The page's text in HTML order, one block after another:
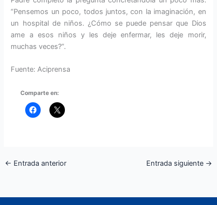
“Pensemos un poco, todos juntos, con la imaginación, en
un hospital de niños. ¿Cómo se puede pensar que Dios
ame a esos niños y les deje enfermar, les deje morir,
muchas veces?”.
Fuente: Aciprensa
Comparte en:
← Entrada anterior Entrada siguiente →